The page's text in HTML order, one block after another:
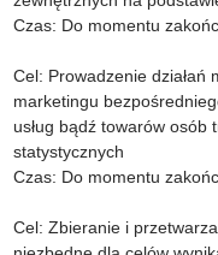
Czas: Do momentu
Cel: Prowadzenie działań
marketingu
usług bądź towarów osób
statystycznych
Czas: Do momentu
Cel: Zbieranie i